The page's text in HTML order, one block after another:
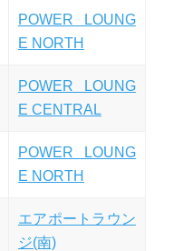
POWER LOUNG
E NORTH
POWER LOUNG
E CENTRAL
POWER LOUNG
E NORTH
エアポートラウン
ジ(南)